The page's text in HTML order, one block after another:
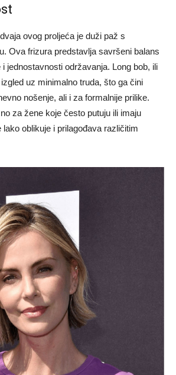
ovog proljeća je duži paž s
Ova frizura predstavlja savršeni balans
jednostavnosti održavanja. Long bob, ili
uz minimalno truda, što ga čini
nošenje, ali i za formalnije prilike.
za žene koje često putuju ili imaju
oblikuje i prilagođava različitim